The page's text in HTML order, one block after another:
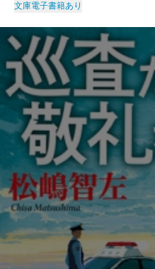
文庫電子書籍あり